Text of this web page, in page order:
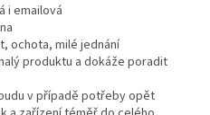
i emailová
ochota, milé jednání
produktu a dokáže poradit
v případě potřeby opět